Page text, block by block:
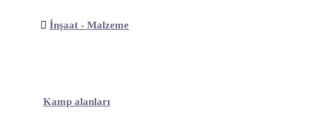
İnşaat - Malzeme
Kamp alanları